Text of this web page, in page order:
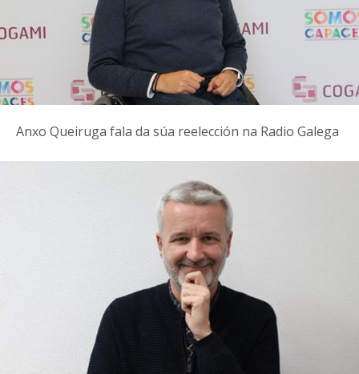
Anxo Queiruga fala da súa reelección na Radio Galega